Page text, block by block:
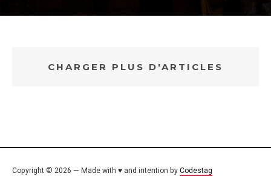
CHARGER PLUS D'ARTICLES
Copyright © 2026 — Made with ♥ and intention by Codestag